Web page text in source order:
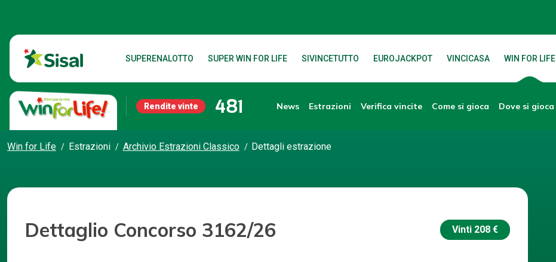
SUPERENALOTTO SUPER WIN FOR LIFE SIVINCETUTTO EUROJACKPOT VINCICASA WIN FOR LIFE
Rendite vinte 481 News Estrazioni Verifica vincite Come si gioca Dove si gioca
Win for Life Estrazioni Archivio Estrazioni Classico Dettagli estrazione
Dettaglio Concorso 3162/26 Vinti 208 €